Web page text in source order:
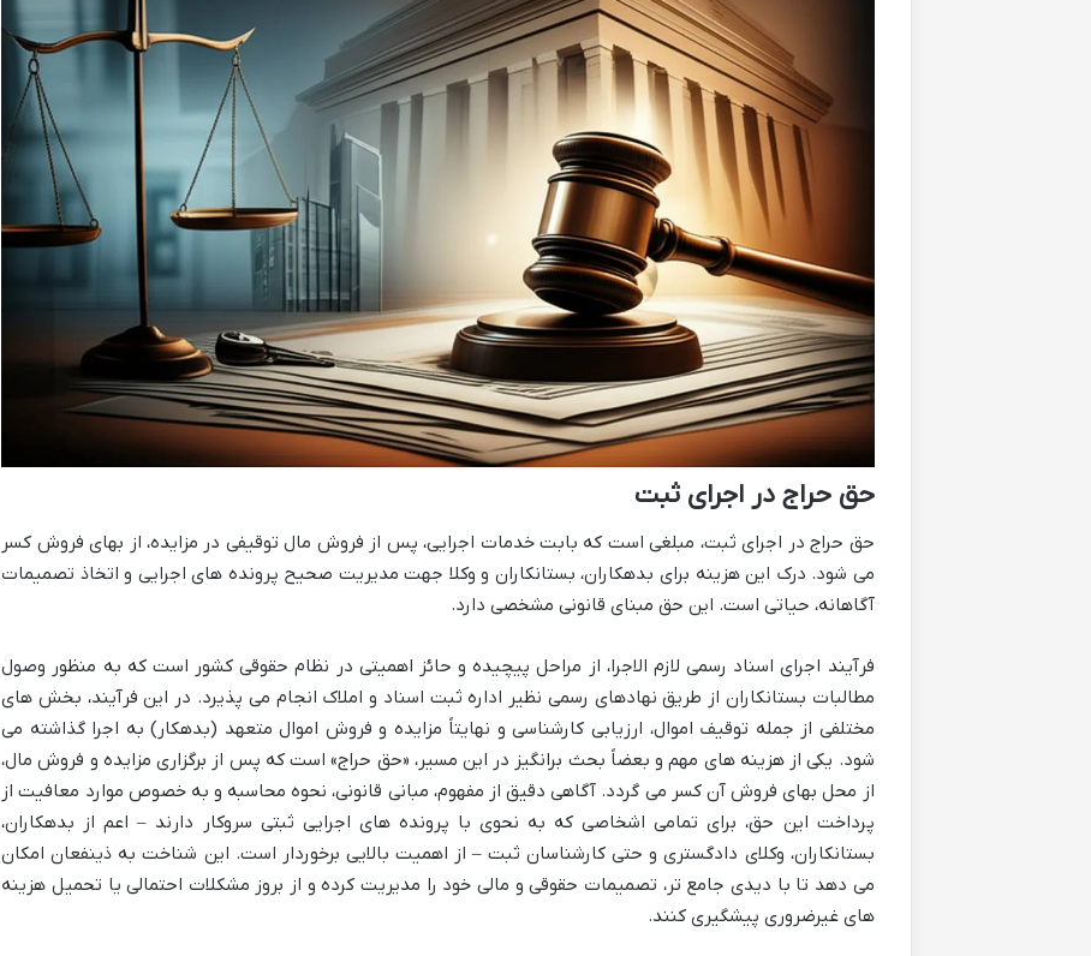
حق حراج در اجرای ثبت
حق حراج در اجرای ثبت، مبلغی است که بابت خدمات اجرایی، پس از فروش مال توقیفی در مزایده، از بهای فروش کسر
می شود. درک این هزینه برای بدهکاران، بستانکاران و وکلا جهت مدیریت صحیح پرونده های اجرایی و اتخاذ تصمیمات
آگاهانه، حیاتی است. این حق مبنای قانونی مشخصی دارد.
فرآیند اجرای اسناد رسمی لازم الاجرا، از مراحل پیچیده و حائز اهمیتی در نظام حقوقی کشور است که به منظور وصول
مطالبات بستانکاران از طریق نهادهای رسمی نظیر اداره ثبت اسناد و املاک انجام می پذیرد. در این فرآیند، بخش های
مختلفی از جمله توقیف اموال، ارزیابی کارشناسی و نهایتاً مزایده و فروش اموال متعهد (بدهکار) به اجرا گذاشته می
شود. یکی از هزینه های مهم و بعضاً بحث برانگیز در این مسیر، «حق حراج» است که پس از برگزاری مزایده و فروش مال،
از محل بهای فروش آن کسر می گردد. آگاهی دقیق از مفهوم، مبانی قانونی، نحوه محاسبه و به خصوص موارد معافیت از
پرداخت این حق، برای تمامی اشخاصی که به نحوی با پرونده های اجرایی ثبتی سروکار دارند – اعم از بدهکاران،
بستانکاران، وکلای دادگستری و حتی کارشناسان ثبت – از اهمیت بالایی برخوردار است. این شناخت به ذینفعان امکان
می دهد تا با دیدی جامع تر، تصمیمات حقوقی و مالی خود را مدیریت کرده و از بروز مشکلات احتمالی یا تحمیل هزینه
های غیرضروری پیشگیری کنند.